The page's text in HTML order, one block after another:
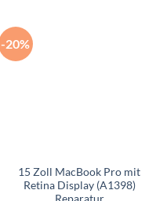
-20%
15 Zoll MacBook Pro mit
Retina Display (A1398)
Reparatur